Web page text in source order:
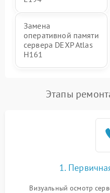
Замена
оперативной памяти
сервера DEXP Atlas
H161
Этапы
1.
Визуальный осмотр